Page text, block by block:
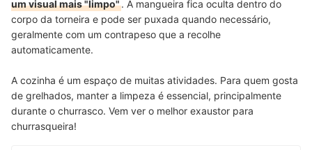
um visual mais "limpo". A mangueira fica oculta dentro do
corpo da torneira e pode ser puxada quando necessário,
geralmente com um contrapeso que a recolhe
automaticamente.
A cozinha é um espaço de muitas atividades. Para quem gosta
de grelhados, manter a limpeza é essencial, principalmente
durante o churrasco. Vem ver o melhor exaustor para
churrasqueira!